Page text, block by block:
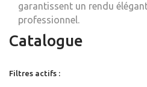
garantissent un rendu
professionnel.
Catalogue
Filtres actifs :